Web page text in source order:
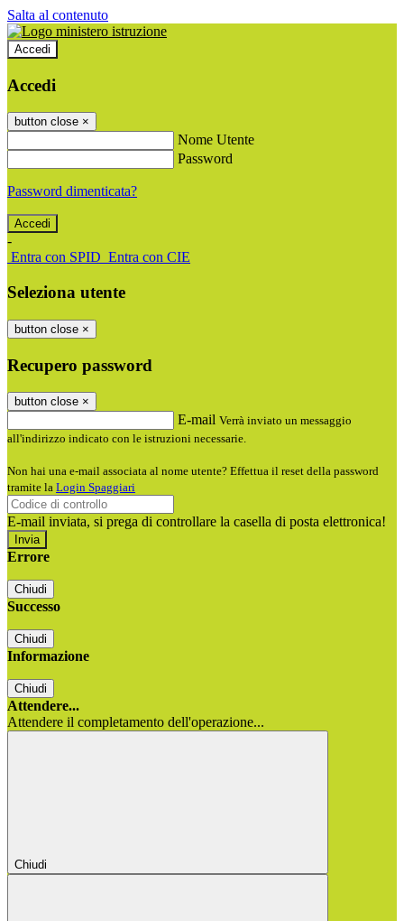
Salta al contenuto
Accedi
Accedi
button close ×
Nome Utente
Password
Password dimenticata?
-
Entra con SPID Entra con CIE
Seleziona utente
button close ×
Recupero password
button close ×
E-mail Verrà inviato un messaggio
all'indirizzo indicato con le istruzioni necessarie.
Non hai una e-mail associata al nome utente? Effettua il reset della password
tramite la Login Spaggiari
E-mail inviata, si prega di controllare la casella di posta elettronica!
Errore
Chiudi
Successo
Chiudi
Informazione
Chiudi
Attendere...
Attendere il completamento dell'operazione...
Chiudi